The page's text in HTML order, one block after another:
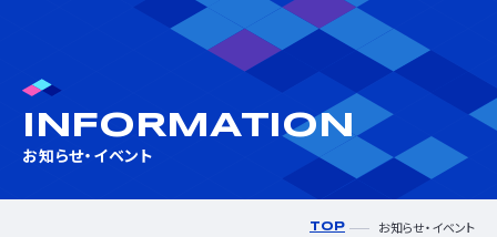
INNOVATION SEEDS
MATCHING HUB
Matching HUBについて
INFORMATION
お知らせ・イベント
TOP お知らせ・イベント